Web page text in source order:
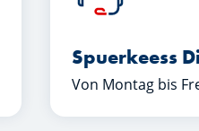
Spuerkeess
Von Montag bis